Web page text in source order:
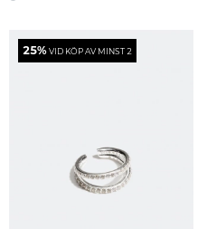
25%VID KÖP AV MINST 2